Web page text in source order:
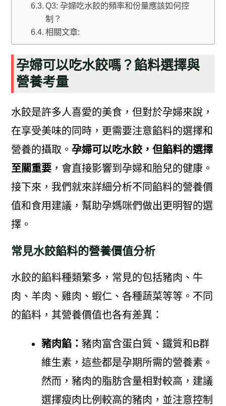
Q3: 孕婦吃水餃的頻率和份量應該如何控
制？
相關文章:
孕婦可以吃水餃嗎？餡料選擇與
營養考量
水餃是許多人喜愛的美食，但對於孕婦來說，
在享受美味的同時，更需要注意餡料的選擇和
營養的攝取。 孕婦可以吃水餃，但餡料的選擇
至關重要，會直接影響到孕婦和胎兒的健康。
接下來，我們就來詳細分析不同餡料的營養價
值和食用建議，幫助孕媽咪們做出更明智的選
擇。
常見水餃餡料的營養價值分析
水餃的餡料種類繁多，常見的包括豬肉、牛
肉、羊肉、雞肉、蝦仁、各種蔬菜等等。不同
的餡料，其營養價值也各有差異：
豬肉餡： 豬肉富含蛋白質、鐵質和B群
維生素，這些都是孕期所需的營養素。
然而，豬肉的脂肪含量相對較高，建議
選擇瘦肉比例較高的豬肉，並注意控制